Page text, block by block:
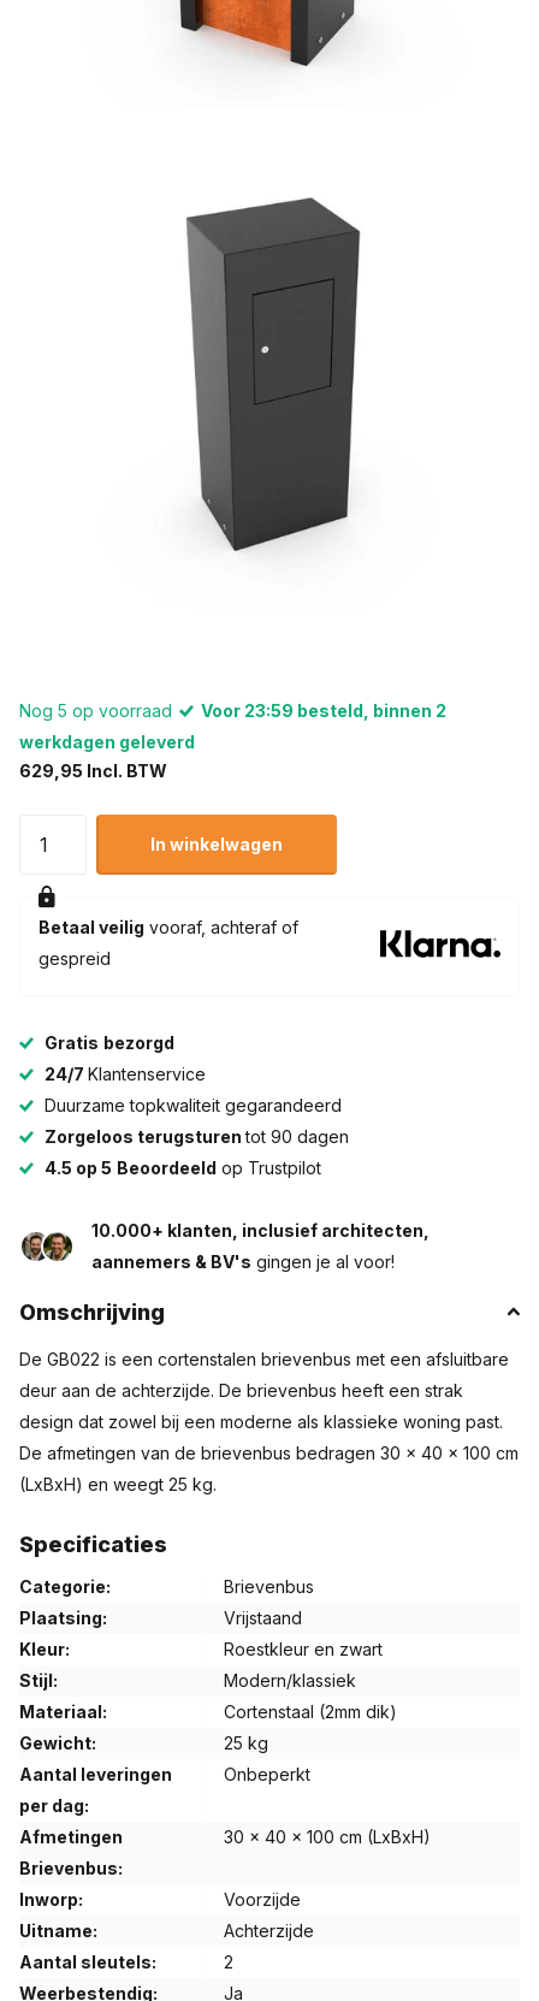
Nog 5 op voorraad
Voor 23:59 besteld, binnen 2
werkdagen geleverd
629,95 Incl. BTW
In winkelwagen
Betaal veilig vooraf, achteraf of
gespreid
Gratis bezorgd
24/7 Klantenservice
Duurzame topkwaliteit gegarandeerd
Zorgeloos terugsturentot 90 dagen
4.5 op 5 Beoordeeld op Trustpilot
10.000+ klanten, inclusief architecten,
aannemers & BV's gingen je al voor!
Omschrijving
De GB022 is een cortenstalen brievenbus met een afsluitbare
deur aan de achterzijde. De brievenbus heeft een strak
design dat zowel bij een moderne als klassieke woning past.
De afmetingen van de brievenbus bedragen 30 x 40 x 100 cm
(LxBxH) en weegt 25 kg.
Voordelen:
Inclusief twee sleutels
Eenvoudig te plaatsen
Combinatie van sterkte en duurzaamheid
Weerbestendig
Gemaakt van Cortenstaal klassa A
Plaatsing
De GB022 is voorzien van een losse bodemplaat met 4
bevestigingsgaten. Deze gaten hebben een diameter van
Specificaties
Categorie:
Brievenbus
Plaatsing:
Vrijstaand
Kleur:
Roestkleur en zwart
Stijl:
Modern/klassiek
Materiaal:
Cortenstaal (2mm dik)
Gewicht:
25 kg
Aantal leveringen
per dag:
Onbeperkt
Afmetingen
Brievenbus:
30 x 40 x 100 cm (LxBxH)
Inworp:
Voorzijde
Uitname:
Achterzijde
Aantal sleutels:
2
Weerbestendig:
Ja